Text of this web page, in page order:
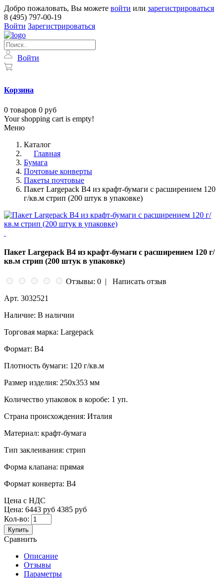
Добро пожаловать, Вы можете войти или зарегистрироваться
8 (495) 797-00-19
Войти Зарегистрироваться
Войти
Корзина
0 товаров 0 руб
Your shopping cart is empty!
Меню
Каталог
Главная
Бумага
Почтовые конверты
Пакеты почтовые
Пакет Largepack B4 из крафт-бумаги с расширением 120
г/кв.м стрип (200 штук в упаковке)
Пакет Largepack B4 из крафт-бумаги с расширением 120 г/
кв.м стрип (200 штук в упаковке)
Отзывы: 0 |
Написать отзыв
Арт. 3032521
Наличие: В наличии
Торговая марка: Largepack
Формат: В4
Плотность бумаги: 120 г/кв.м
Размер изделия: 250x353 мм
Количество упаковок в коробе: 1 уп.
Страна происхождения: Италия
Материал: крафт-бумага
Тип заклеивания: стрип
Форма клапана: прямая
Формат конверта: В4
Цена с НДС
Цена: 6443 руб 4385 руб
Кол-во:
Купить
Сравнить
Описание
Отзывы
Параметры